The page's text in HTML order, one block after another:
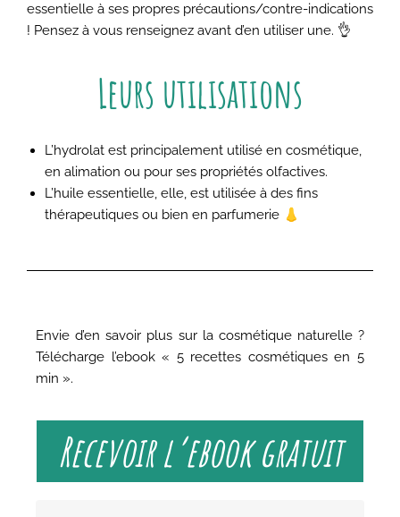
essentielle à ses propres précautions/contre-indications
! Pensez à vous renseignez avant d’en utiliser une. 👌
Leurs utilisations
L’hydrolat est principalement utilisé en cosmétique,
en alimation ou pour ses propriétés olfactives.
L’huile essentielle, elle, est utilisée à des fins
thérapeutiques ou bien en parfumerie 👃
Envie d’en savoir plus sur la cosmétique naturelle ?
Télécharge l’ebook « 5 recettes cosmétiques en 5
min ».
Recevoir l’ebook gratuit